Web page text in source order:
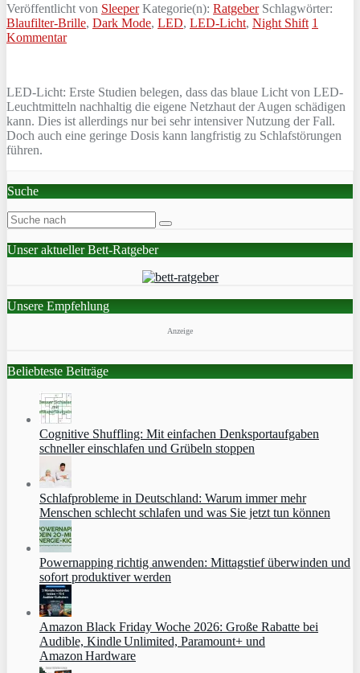
Veröffentlicht von Sleeper Kategorie(n): RatgeberSchlagwörter:
Blaufilter-Brille, Dark Mode, LED, LED-Licht, Night Shift 1
Kommentar
LED-Licht: Erste Studien belegen, dass das blaue Licht von LED-
Leuchtmitteln nachhaltig die eigene Netzhaut der Augen schädigen
kann. Dies ist allerdings nur bei sehr intensiver Nutzung der Fall.
Doch auch eine geringe Dosis kann langfristig zu Schlafstörungen
führen.
Suche
Unser aktueller Bett-Ratgeber
Unsere Empfehlung
Anzeige
Beliebteste Beiträge
Cognitive Shuffling: Mit einfachen Denksportaufgaben
schneller einschlafen und Grübeln stoppen
Schlafprobleme in Deutschland: Warum immer mehr
Menschen schlecht schlafen und was Sie jetzt tun können
Powernapping richtig anwenden: Mittagstief überwinden und
sofort produktiver werden
Amazon Black Friday Woche 2026: Große Rabatte bei
Audible, Kindle Unlimited, Paramount+ und
Amazon Hardware